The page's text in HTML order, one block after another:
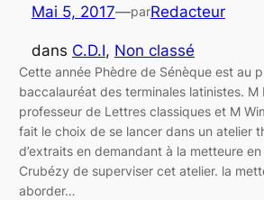
Mai 5, 2017—parRedacteur
dans C.D.I, Non classé
Cette année Phèdre de Sénèque est au
baccalauréat des terminales latinistes. M
professeur de Lettres classiques et M
fait le choix de se lancer dans un atelier
d’extraits en demandant à la metteure
Crubézy de superviser cet atelier. la
aborder…